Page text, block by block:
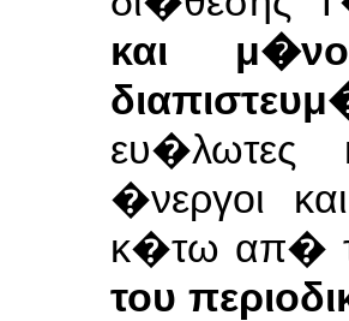
και
ευ�λωτες
�νεργοι
κ�τω απ�
του